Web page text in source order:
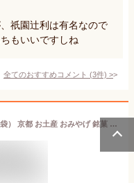
祇園辻利は有名なので
もいいですしね
全てのおすすめコメント (3件) >
井筒八ッ橋 化粧箱入り60枚（3枚×20袋） 京都 お土産 おみやげ 銘菓 名物 和菓子 八ッ橋 八ツ橋 八つ橋 帰省 旅行 修学旅行 お取り寄せ おとりよせ やつはし おやつ お菓子 おかし ご当地 ギフト 退職 お礼 シナモン 煎餅 せんべい 焼き 菓子 お歳暮